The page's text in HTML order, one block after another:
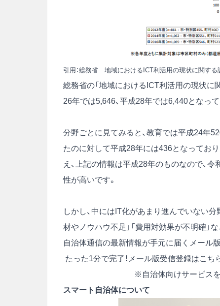
引用：総務省 地域におけるICT利活用の現状に関する調
総務省の「地域におけるICT利活用の現状に
26年では5,646、平成28年では6,440となって
分野ごとに見てみると、教育では平成24年
たのに対して平成28年には436となってお
え、上記の情報は平成28年のものなので、
性が高いです。
しかし、中にはIT化があまり進んでいない分
材やノウハウ不足」「費用対効果が不明確」
自治体通信の最新情報が手元に届くメール版
たった1分で完了！メール版受信登録はこち
※自治体向けサービス
スマート自治体について